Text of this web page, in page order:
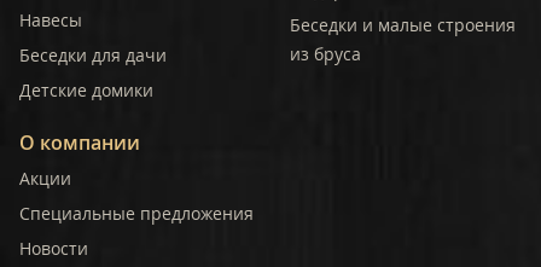
Навесы
Беседки для дачи
Детские домики
Беседки и малые строения
из бруса
О компании
Акции
Специальные предложения
Новости